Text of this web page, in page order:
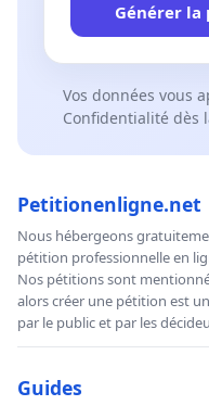
Générer
Vos données vous
Confidentialité dès
Petitionenligne.net
Nous hébergeons
pétition professionnelle en
Nos pétitions sont
alors créer une pétition est
par le public et par les
Guides